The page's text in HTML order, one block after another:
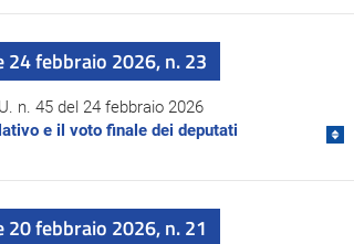
24 febbraio 2026, n. 23
n. 45 del 24 febbraio 2026
e il voto finale dei deputati
20 febbraio 2026, n. 21